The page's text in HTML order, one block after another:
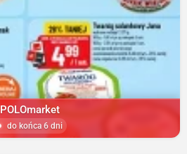
POLOmarket
do końca 6 dni